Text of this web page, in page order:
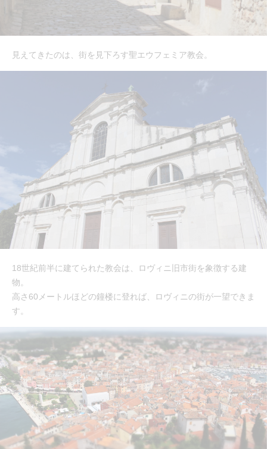
見えてきたのは、街を見下ろす聖エウフェミア教会。
18世紀前半に建てられた教会は、ロヴィニ旧市街を象徴する建
物。
高さ60メートルほどの鐘楼に登れば、ロヴィニの街が一望できま
す。